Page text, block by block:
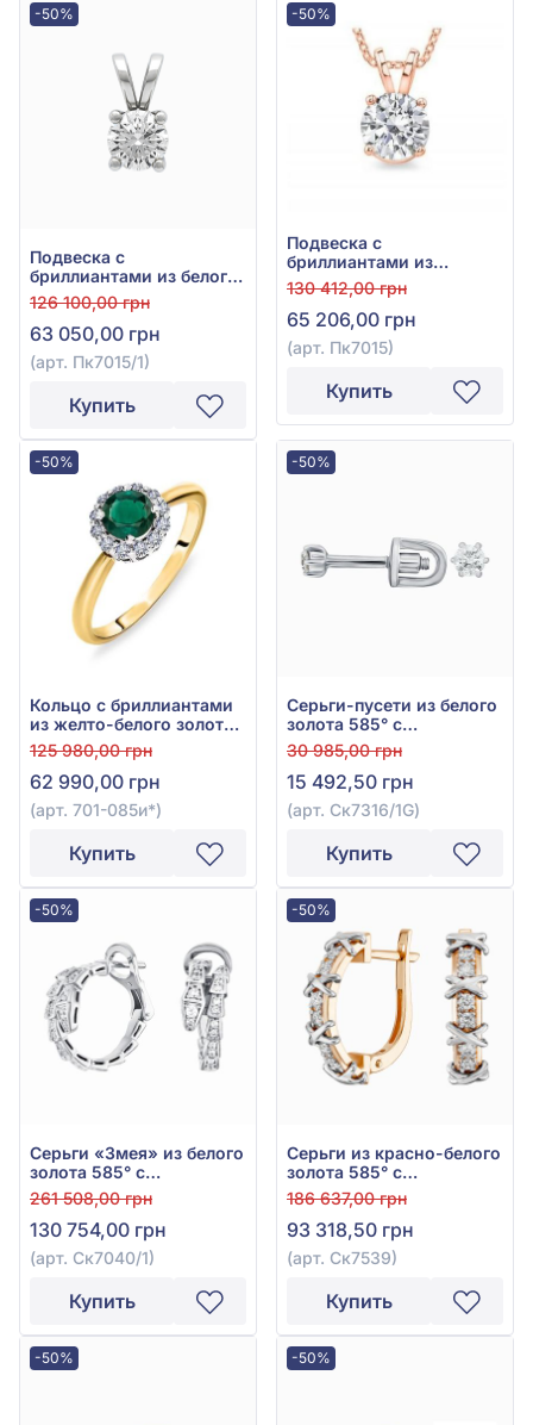
-50%
Подвеска с
бриллиантами из белого
золота 585°, Бриллиант
0,54ct, арт. Пк7015/1
126 100,00 грн
63 050,00 грн
(арт. Пк7015/1)
Купить
-50%
Подвеска с
бриллиантами из
красного золота 585°,
Бриллиант 0,54ct, арт.
Пк7015
130 412,00 грн
65 206,00 грн
(арт. Пк7015)
Купить
-50%
Кольцо с бриллиантами
из желто-белого золота
585° с зелёным
изумрудом 0,54ct и
бриллиантом 0,15ct, арт.
701-085и*
125 980,00 грн
62 990,00 грн
(арт. 701-085и*)
Купить
-50%
Серьги-пусети из белого
золота 585° с
бриллиантом 0,1ct, арт.
Ск7316/1G
30 985,00 грн
15 492,50 грн
(арт. Ск7316/1G)
Купить
-50%
Серьги «Змея» из белого
золота 585° с
бриллиантом 0,6ct, арт.
Ск7040/1
261 508,00 грн
130 754,00 грн
(арт. Ск7040/1)
Купить
-50%
Серьги из красно-белого
золота 585° с
бриллиантом 0,36ct, арт.
Ск7539
186 637,00 грн
93 318,50 грн
(арт. Ск7539)
Купить
-50% -50%